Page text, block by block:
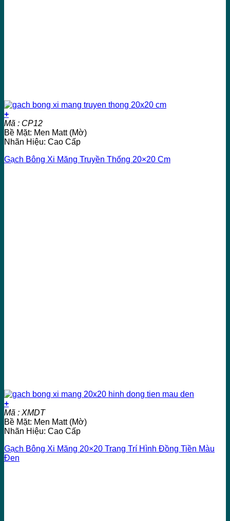
+
Mã : CP12
Bề Mặt: Men Matt (Mờ)
Nhãn Hiệu: Cao Cấp
Gạch Bông Xi Măng Truyền Thống 20×20 Cm
+
Mã : XMDT
Bề Mặt: Men Matt (Mờ)
Nhãn Hiệu: Cao Cấp
Gạch Bông Xi Măng 20×20 Trang Trí Hình Đồng Tiền Màu
Đen